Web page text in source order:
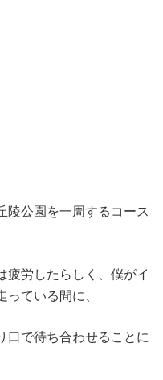
陵公園を一周するコース
疲労したらしく、僕がイ
ている間に、
口で待ち合わせることに